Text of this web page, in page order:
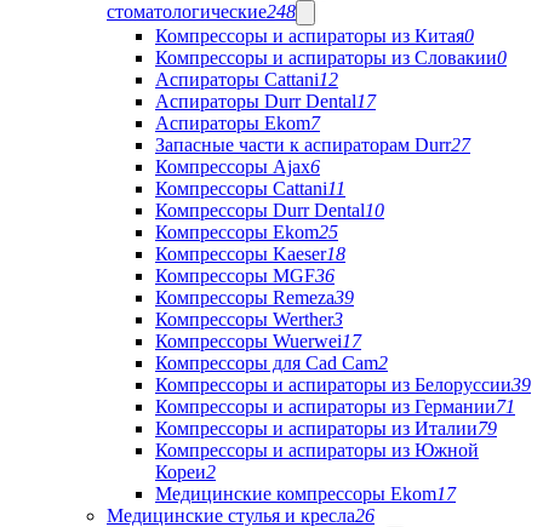
стоматологические248
Компрессоры и аспираторы из Китая0
Компрессоры и аспираторы из Словакии0
Аспираторы Cattani12
Аспираторы Durr Dental17
Аспираторы Ekom7
Запасные части к аспираторам Durr27
Компрессоры Ajax6
Компрессоры Cattani11
Компрессоры Durr Dental10
Компрессоры Ekom25
Компрессоры Kaeser18
Компрессоры MGF36
Компрессоры Remeza39
Компрессоры Werther3
Компрессоры Wuerwei17
Компрессоры для Cad Cam2
Компрессоры и аспираторы из Белоруссии39
Компрессоры и аспираторы из Германии71
Компрессоры и аспираторы из Италии79
Компрессоры и аспираторы из Южной
Кореи2
Медицинские компрессоры Ekom17
Медицинские стулья и кресла26